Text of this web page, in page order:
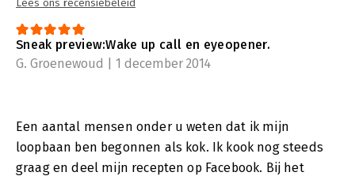
Lees ons recensiebeleid
Sneak preview:Wake up call en eyeopener.
G. Groenewoud | 1 december 2014
Een aantal mensen onder u weten dat ik mijn
loopbaan ben begonnen als kok. Ik kook nog steeds
graag en deel mijn recepten op Facebook. Bij het